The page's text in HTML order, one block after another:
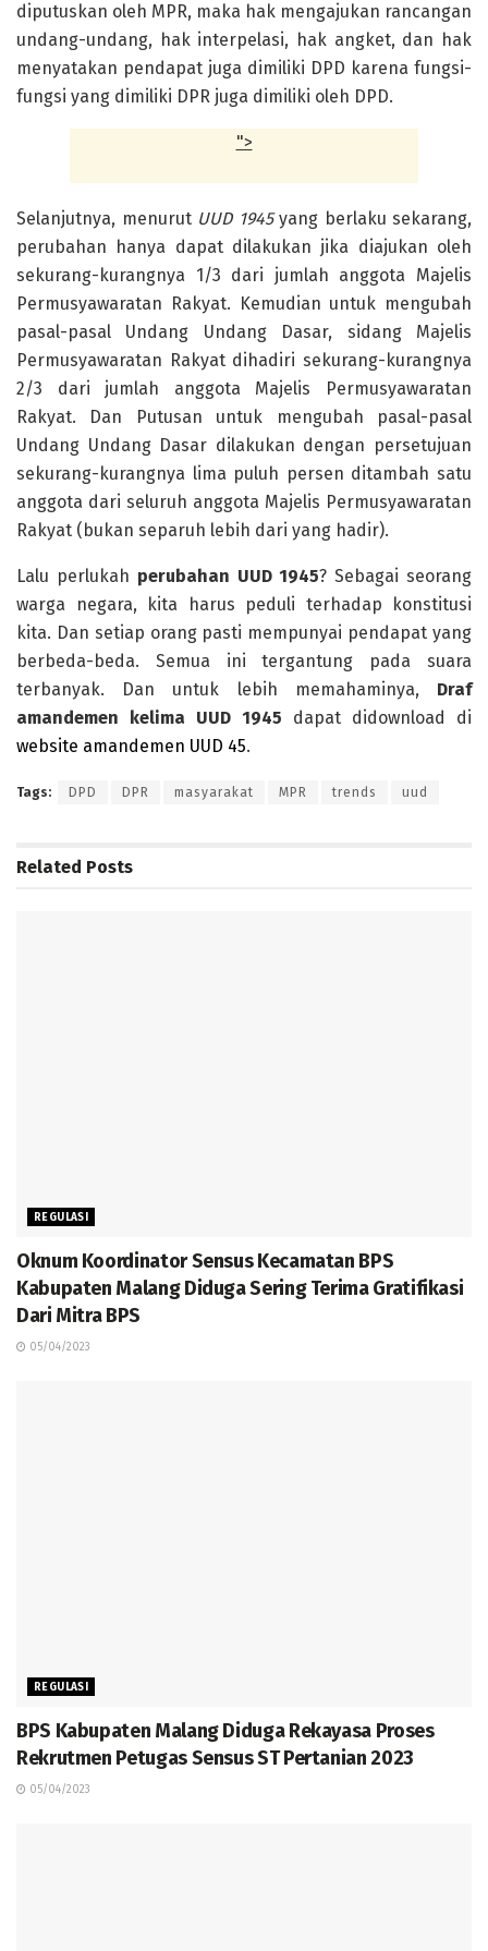
diputuskan oleh MPR, maka hak mengajukan rancangan
undang-undang, hak interpelasi, hak angket, dan hak
menyatakan pendapat juga dimiliki DPD karena fungsi-
fungsi yang dimiliki DPR juga dimiliki oleh DPD.
">
Selanjutnya, menurut UUD 1945yang berlaku sekarang,
perubahan hanya dapat dilakukan jika diajukan oleh
sekurang-kurangnya 1/3 dari jumlah anggota Majelis
Permusyawaratan Rakyat. Kemudian untuk mengubah
pasal-pasal Undang Undang Dasar, sidang Majelis
Permusyawaratan Rakyat dihadiri sekurang-kurangnya
2/3 dari jumlah anggota Majelis Permusyawaratan
Rakyat. Dan Putusan untuk mengubah pasal-pasal
Undang Undang Dasar dilakukan dengan persetujuan
sekurang-kurangnya lima puluh persen ditambah satu
anggota dari seluruh anggota Majelis Permusyawaratan
Rakyat (bukan separuh lebih dari yang hadir).
Lalu perlukah perubahan UUD 1945? Sebagai seorang
warga negara, kita harus peduli terhadap konstitusi
kita. Dan setiap orang pasti mempunyai pendapat yang
berbeda-beda. Semua ini tergantung pada suara
terbanyak. Dan untuk lebih memahaminya, Draf
amandemen kelima UUD 1945 dapat didownload di
website amandemen UUD 45.
Tags: DPD DPR masyarakat MPR trends uud
Related Posts
REGULASI
Oknum Koordinator Sensus Kecamatan BPS
Kabupaten Malang Diduga Sering Terima Gratifikasi
Dari Mitra BPS
05/04/2023
REGULASI
BPS Kabupaten Malang Diduga Rekayasa Proses
Rekrutmen Petugas Sensus ST Pertanian 2023
05/04/2023